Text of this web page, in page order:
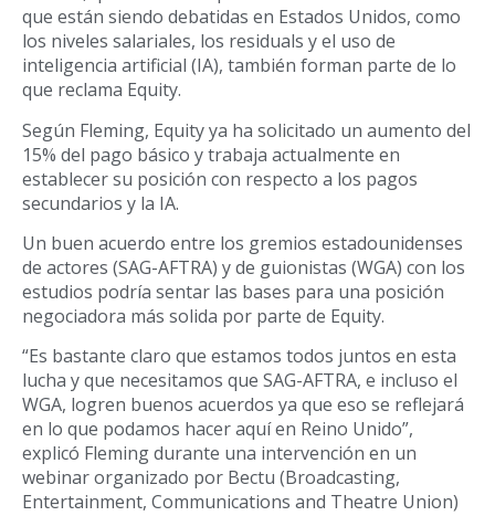
que están siendo debatidas en Estados Unidos, como
los niveles salariales, los residuals y el uso de
inteligencia artificial (IA), también forman parte de lo
que reclama Equity.
Según Fleming, Equity ya ha solicitado un aumento del
15% del pago básico y trabaja actualmente en
establecer su posición con respecto a los pagos
secundarios y la IA.
Un buen acuerdo entre los gremios estadounidenses
de actores (SAG-AFTRA) y de guionistas (WGA) con los
estudios podría sentar las bases para una posición
negociadora más solida por parte de Equity.
“Es bastante claro que estamos todos juntos en esta
lucha y que necesitamos que SAG-AFTRA, e incluso el
WGA, logren buenos acuerdos ya que eso se reflejará
en lo que podamos hacer aquí en Reino Unido”,
explicó Fleming durante una intervención en un
webinar organizado por Bectu (Broadcasting,
Entertainment, Communications and Theatre Union)